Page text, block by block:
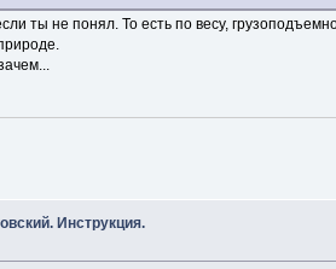
ты не понял. То есть по весу,
Инструкция.